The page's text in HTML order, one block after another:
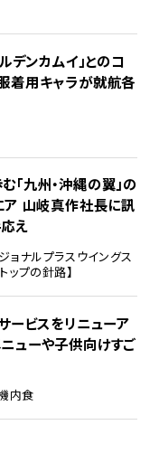
デンカムイ」とのコ
着用キャラが就航各
「九州・沖縄の翼」の
ア 山岐真作社長に訊
え
ョナルプラスウイングス
ップの針路】
ービスをリニューア
ューや子供向けすご
内食